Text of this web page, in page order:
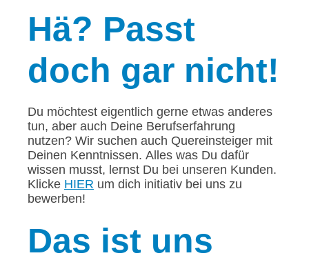
Hä? Passt
doch gar nicht!
Du möchtest eigentlich gerne etwas anderes
tun, aber auch Deine Berufserfahrung
nutzen? Wir suchen auch Quereinsteiger mit
Deinen Kenntnissen. Alles was Du dafür
wissen musst, lernst Du bei unseren Kunden.
Klicke HIER um dich initiativ bei uns zu
bewerben!
Das ist uns